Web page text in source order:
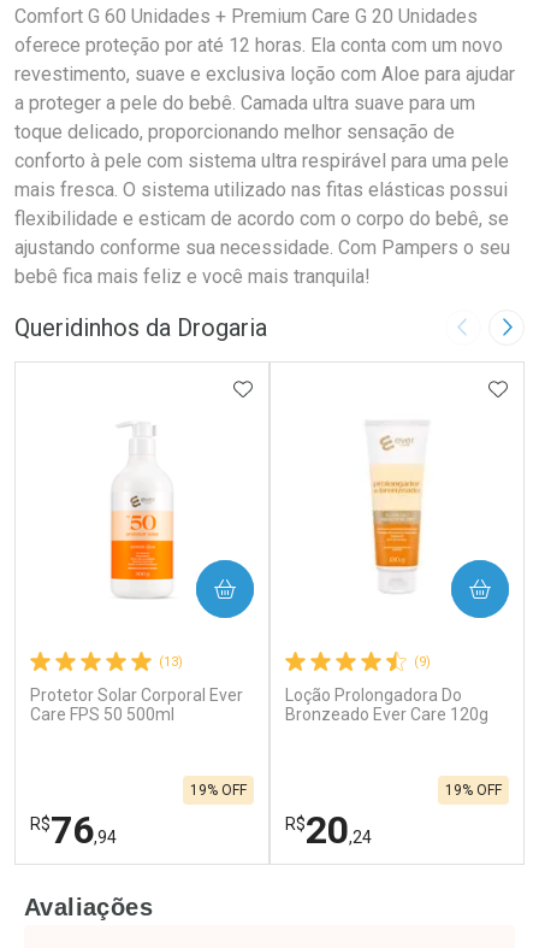
Comfort G 60 Unidades + Premium Care G 20 Unidades
oferece proteção por até 12 horas. Ela conta com um novo
revestimento, suave e exclusiva loção com Aloe para ajudar
a proteger a pele do bebê. Camada ultra suave para um
toque delicado, proporcionando melhor sensação de
conforto à pele com sistema ultra respirável para uma pele
mais fresca. O sistema utilizado nas fitas elásticas possui
flexibilidade e esticam de acordo com o corpo do bebê, se
ajustando conforme sua necessidade. Com Pampers o seu
bebê fica mais feliz e você mais tranquila!
Queridinhos da Drogaria Imagem
(13)
Protetor Solar Corporal Ever
Care FPS 50 500ml
R$76,94
19% OFF
ADICIONAR AOS FAVORITOS
COMPRAR
(9)
Loção Prolongadora Do
Bronzeado Ever Care 120g
R$20,24
19% OFF
COMPRAR
Avaliações